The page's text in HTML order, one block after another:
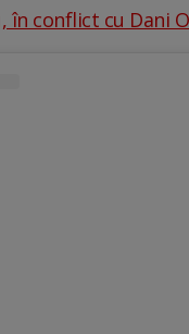
în conflict cu Dani